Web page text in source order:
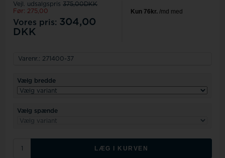
Vejl. udsalgspris 375,00DKK
Før: 275,00
Vores pris: 304,00
DKK
Varenr.: 271400-37
Vælg bredde
Vælg spænde
LÆG I KURVEN